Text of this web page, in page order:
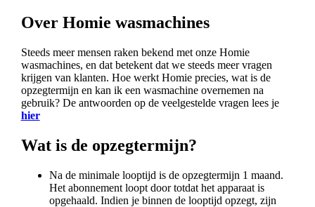
Over Homie wasmachines
Steeds meer mensen raken bekend met onze Homie
wasmachines, en dat betekent dat we steeds meer vragen
krijgen van klanten. Hoe werkt Homie precies, wat is de
opzegtermijn en kan ik een wasmachine overnemen na
gebruik? De antwoorden op de veelgestelde vragen lees je
hier
Wat is de opzegtermijn?
Na de minimale looptijd is de opzegtermijn 1 maand.
Het abonnement loopt door totdat het apparaat is
opgehaald. Indien je binnen de looptijd opzegt, zijn